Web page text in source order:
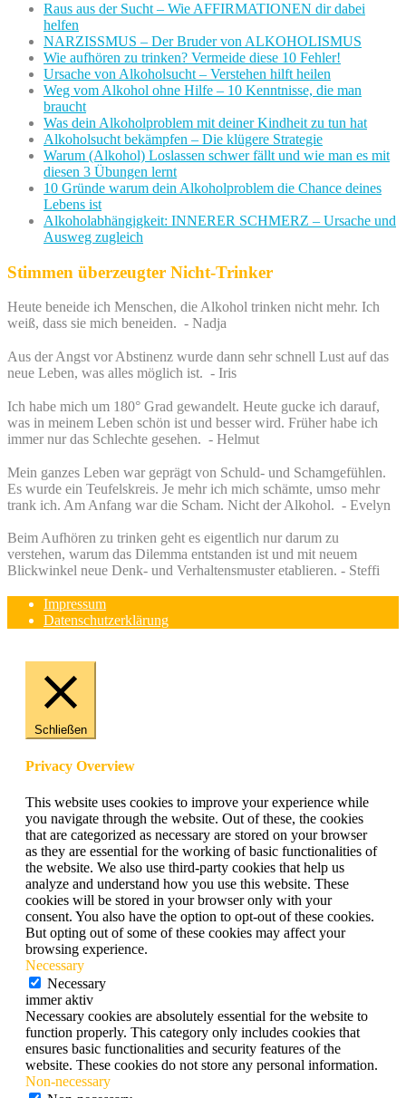
Raus aus der Sucht – Wie AFFIRMATIONEN dir dabei
helfen
NARZISSMUS – Der Bruder von ALKOHOLISMUS
Wie aufhören zu trinken? Vermeide diese 10 Fehler!
Ursache von Alkoholsucht – Verstehen hilft heilen
Weg vom Alkohol ohne Hilfe – 10 Kenntnisse, die man
braucht
Was dein Alkoholproblem mit deiner Kindheit zu tun hat
Alkoholsucht bekämpfen – Die klügere Strategie
Warum (Alkohol) Loslassen schwer fällt und wie man es mit
diesen 3 Übungen lernt
10 Gründe warum dein Alkoholproblem die Chance deines
Lebens ist
Alkoholabhängigkeit: INNERER SCHMERZ – Ursache und
Ausweg zugleich
Stimmen überzeugter Nicht-Trinker
Heute beneide ich Menschen, die Alkohol trinken nicht mehr. Ich
weiß, dass sie mich beneiden. - Nadja
Aus der Angst vor Abstinenz wurde dann sehr schnell Lust auf das
neue Leben, was alles möglich ist. - Iris
Ich habe mich um 180° Grad gewandelt. Heute gucke ich darauf,
was in meinem Leben schön ist und besser wird. Früher habe ich
immer nur das Schlechte gesehen. - Helmut
Mein ganzes Leben war geprägt von Schuld- und Schamgefühlen.
Es wurde ein Teufelskreis. Je mehr ich mich schämte, umso mehr
trank ich. Am Anfang war die Scham. Nicht der Alkohol. - Evelyn
Beim Aufhören zu trinken geht es eigentlich nur darum zu
verstehen, warum das Dilemma entstanden ist und mit neuem
Blickwinkel neue Denk- und Verhaltensmuster etablieren. - Steffi
Impressum
Datenschutzerklärung
Schließen
Privacy Overview
This website uses cookies to improve your experience while
you navigate through the website. Out of these, the cookies
that are categorized as necessary are stored on your browser
as they are essential for the working of basic functionalities of
the website. We also use third-party cookies that help us
analyze and understand how you use this website. These
cookies will be stored in your browser only with your
consent. You also have the option to opt-out of these cookies.
But opting out of some of these cookies may affect your
browsing experience.
Necessary
Necessary
immer aktiv
Necessary cookies are absolutely essential for the website to
function properly. This category only includes cookies that
ensures basic functionalities and security features of the
website. These cookies do not store any personal information.
Non-necessary